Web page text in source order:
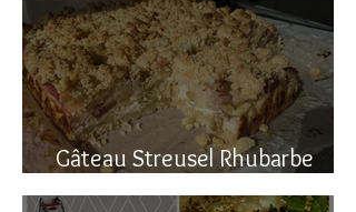
Gâteau Streusel Rhubarbe
Pomme, facile et hyper bon!